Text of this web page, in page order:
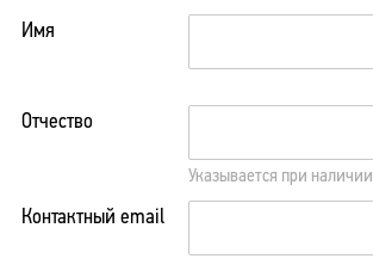
Имя
Отчество
Указывается при наличии
Контактный email